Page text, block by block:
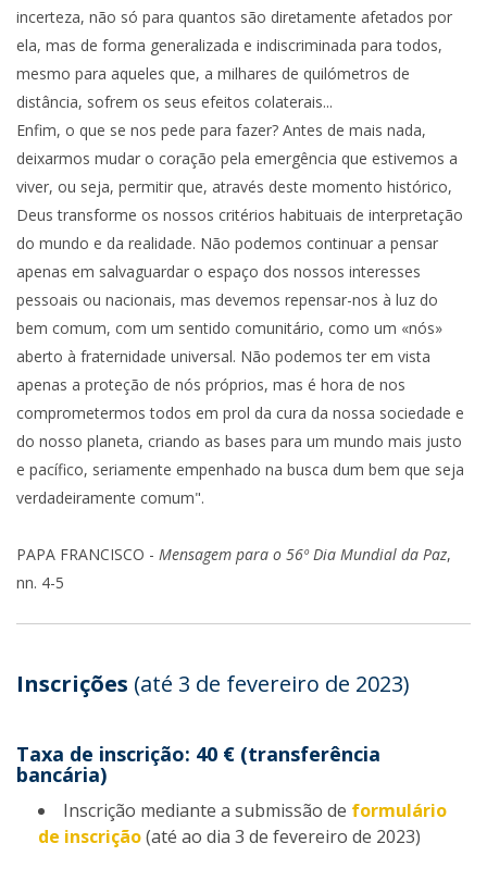
incerteza, não só para quantos são diretamente afetados por
ela, mas de forma generalizada e indiscriminada para todos,
mesmo para aqueles que, a milhares de quilómetros de
distância, sofrem os seus efeitos colaterais...
Enfim, o que se nos pede para fazer? Antes de mais nada,
deixarmos mudar o coração pela emergência que estivemos a
viver, ou seja, permitir que, através deste momento histórico,
Deus transforme os nossos critérios habituais de interpretação
do mundo e da realidade. Não podemos continuar a pensar
apenas em salvaguardar o espaço dos nossos interesses
pessoais ou nacionais, mas devemos repensar-nos à luz do
bem comum, com um sentido comunitário, como um «nós»
aberto à fraternidade universal. Não podemos ter em vista
apenas a proteção de nós próprios, mas é hora de nos
comprometermos todos em prol da cura da nossa sociedade e
do nosso planeta, criando as bases para um mundo mais justo
e pacífico, seriamente empenhado na busca dum bem que seja
verdadeiramente comum".
PAPA FRANCISCO - Mensagem para o 56º Dia Mundial da Paz,
nn. 4-5
Inscrições (até 3 de fevereiro de 2023)
Taxa de inscrição: 40 € (transferência
bancária)
Inscrição mediante a submissão de formulário
de inscrição(até ao dia 3 de fevereiro de 2023)